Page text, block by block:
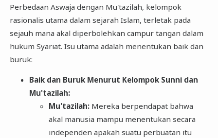
​Perbedaan Aswaja dengan Mu'tazilah, kelompok
rasionalis utama dalam sejarah Islam, terletak pada
sejauh mana akal diperbolehkan campur tangan dalam
hukum Syariat. Isu utama adalah menentukan baik dan
buruk:
Baik dan Buruk Menurut Kelompok Sunni dan
Mu'tazilah:
Mu'tazilah:Mereka berpendapat bahwa
akal manusia mampu menentukan secara
independen apakah suatu perbuatan itu